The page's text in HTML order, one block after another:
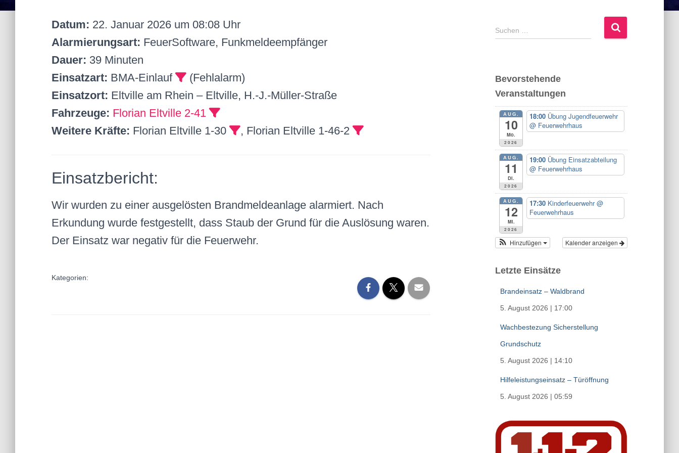
Datum: 22. Januar 2026 um 08:08 Uhr
Alarmierungsart: FeuerSoftware, Funkmeldeempfänger
Dauer: 39 Minuten
Einsatzart: BMA-Einlauf
(Fehlalarm)
Einsatzort: Eltville am Rhein – Eltville, H.-J.-Müller-Straße
Fahrzeuge: Florian Eltville 2-41
Weitere Kräfte: Florian Eltville 1-30 , Florian Eltville 1-46-2
Einsatzbericht:
Wir wurden zu einer ausgelösten Brandmeldeanlage alarmiert. Nach
Erkundung wurde festgestellt, dass Staub der Grund für die Auslösung waren.
Der Einsatz war negativ für die Feuerwehr.
Kategorien:
S
u
n
n
Suchen …
Bevorstehende
Veranstaltungen
AUG.
10
Mo.
2026
18:00 Übung Jugendfeuerwehr
@ Feuerwehrhaus
AUG.
11
Di.
2026
19:00 Übung Einsatzabteilung
@ Feuerwehrhaus
AUG.
12
Mi.
2026
17:30 Kinderfeuerwehr@
Feuerwehrhaus
Kalender anzeigen
Hinzufügen
Letzte Einsätze
Brandeinsatz – Waldbrand
5. August 2026 | 17:00
Wachbestezung Sicherstellung
Grundschutz
5. August 2026 | 14:10
Hilfeleistungseinsatz – Türöffnung
5. August 2026 | 05:59